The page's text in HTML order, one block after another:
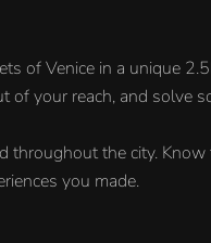
of Venice in a unique
your reach, and solve
throughout the city.
you made.